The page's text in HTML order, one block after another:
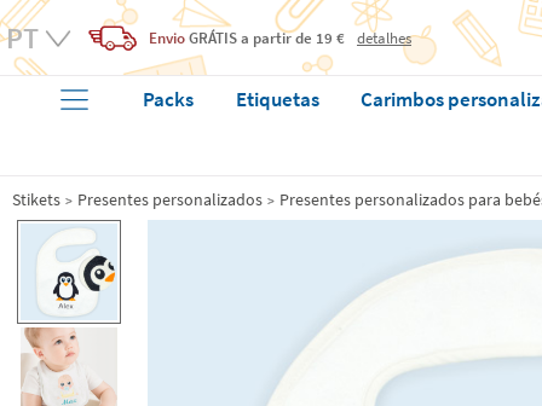
EnvioGRÁTISa partir de 19 € detalhes
Packs Etiquetas Carimbos
Stikets Presentes personalizados Presentes personalizados para